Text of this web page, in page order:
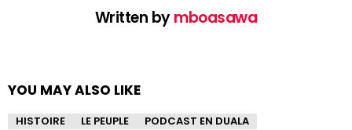
Written bymboasawa
YOU MAY ALSO LIKE
HISTOIRE LE PEUPLE PODCAST EN DUALA